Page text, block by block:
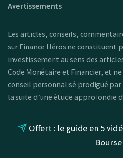
Offert : le guide en 5
Bourse
Avertissements
Les articles, conseils,
sur Finance Héros ne constituent
investissement au sens des
Code Monétaire et Financier, et
conseil personnalisé prodigué
la suite d’une étude approfondie
A toute fins utiles, nous
que les performances passées ne
performances futures et